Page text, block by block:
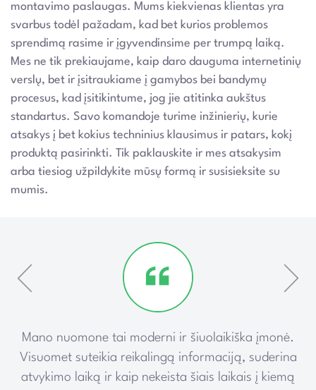
montavimo paslaugas. Mums kiekvienas klientas yra
svarbus todėl pažadam, kad bet kurios problemos
sprendimą rasime ir įgyvendinsime per trumpą laiką.
Mes ne tik prekiaujame, kaip daro dauguma internetinių
verslų, bet ir įsitraukiame į gamybos bei bandymų
procesus, kad įsitikintume, jog jie atitinka aukštus
standartus. Savo komandoje turime inžinierių, kurie
atsakys į bet kokius techninius klausimus ir patars, kokį
produktą pasirinkti. Tik paklauskite ir mes atsakysim
arba tiesiog užpildykite mūsų formą ir susisieksite su
mumis.
Mano nuomone tai moderni ir šiuolaikiška įmonė.
Visuomet suteikia reikalingą informaciją, suderina
atvykimo laiką ir kaip nekeista šiais laikais į kiemą